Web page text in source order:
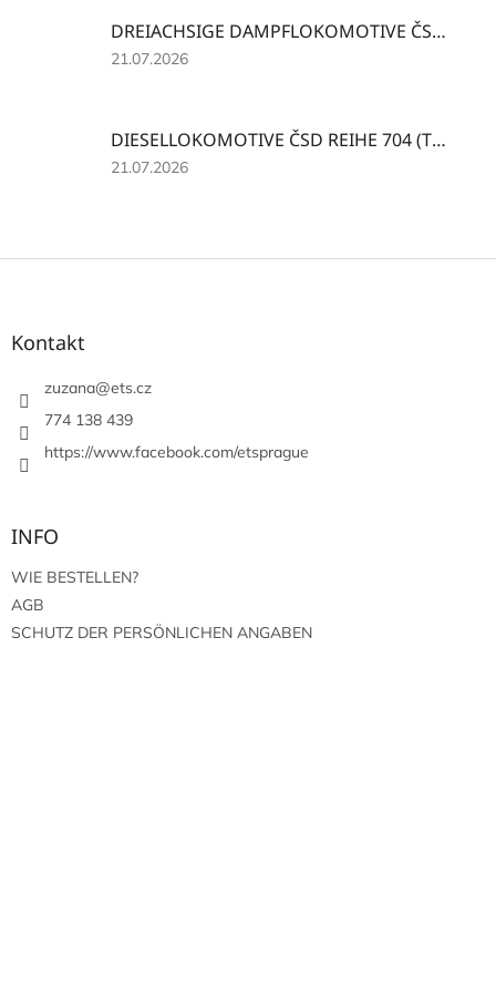
von
5
DREIACHSIGE DAMPFLOKOMOTIVE ČSD REIHE 310.1 MIT LUFTPUMPE
Die
von
5
21.07.2026
DIESELLOKOMOTIVE ČSD REIHE 704 (T234.0) BERÜHMT ALS "LEGO"
Die
21.07.2026
F
Kontakt
zuzana@ets.cz
774 138 439
https://www.facebook.com/etsprague
INFO
WIE BESTELLEN?
AGB
SCHUTZ DER PERSÖNLICHEN ANGABEN